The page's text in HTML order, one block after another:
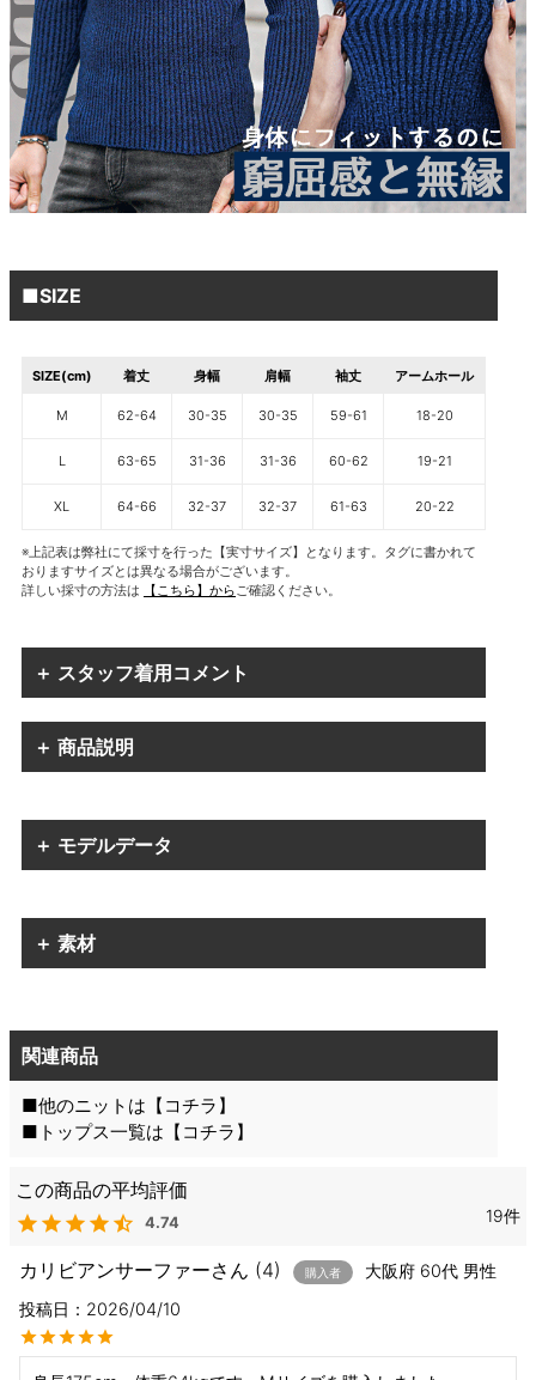
■SIZE
SIZE(cm) 着丈 身幅 肩幅 袖丈 アームホール
M 62-64 30-35 30-35 59-61 18-20
L 63-65 31-36 31-36 60-62 19-21
XL 64-66 32-37 32-37 61-63 20-22
※上記表は弊社にて採寸を行った【実寸サイズ】となります。タグに書かれて
おりますサイズとは異なる場合がございます。
詳しい採寸の方法は
【こちら】からご確認ください。
＋ スタッフ着用コメント
＋ 商品説明
＋ モデルデータ
＋ 素材
関連商品
■他のニットは【 コチラ 】
■トップス一覧は【 コチラ 】
4.74 19
カリビアンサーファー 4 購入者 大阪府 60代 男性
投稿日
2026/04/10